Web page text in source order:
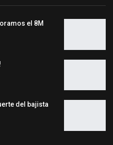
el 8M
del bajista